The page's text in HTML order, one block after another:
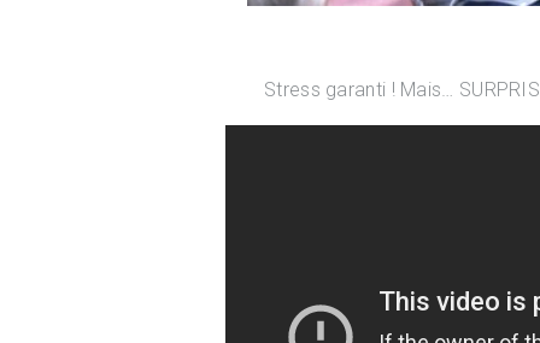
Stress garanti ! Mais…